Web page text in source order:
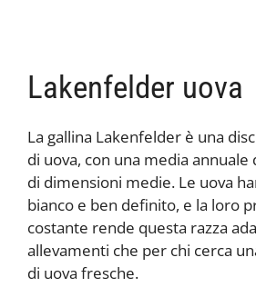
Lakenfelder uova
La gallina Lakenfelder è una
di uova, con una media annuale
di dimensioni medie. Le uova
bianco e ben definito, e la loro
costante rende questa razza
allevamenti che per chi cerca
di uova fresche.